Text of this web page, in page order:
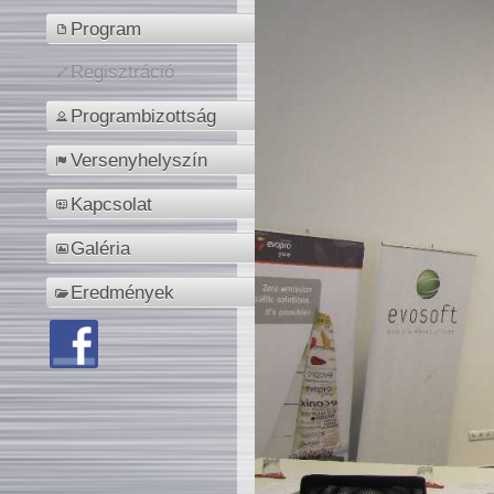
Program
Regisztráció
Programbizottság
Versenyhelyszín
Kapcsolat
Galéria
Eredmények